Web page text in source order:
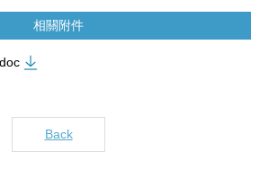
相關附件
Back